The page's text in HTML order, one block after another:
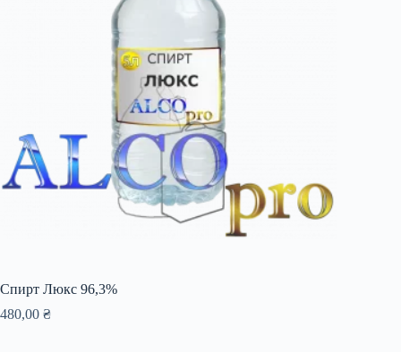
Спирт Люкс 96,3%
480,00 ₴